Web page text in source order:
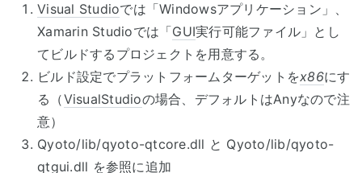
Visual Studioでは「Windowsアプリケーション」、
Xamarin Studioでは「GUI実行可能ファイル」とし
てビルドするプロジェクトを用意する。
ビルド設定でプラットフォームターゲットをx86にす
る（VisualStudioの場合、デフォルトはAnyなので注
意）
Qyoto/lib/qyoto-qtcore.dll と Qyoto/lib/qyoto-
qtgui.dll を参照に追加